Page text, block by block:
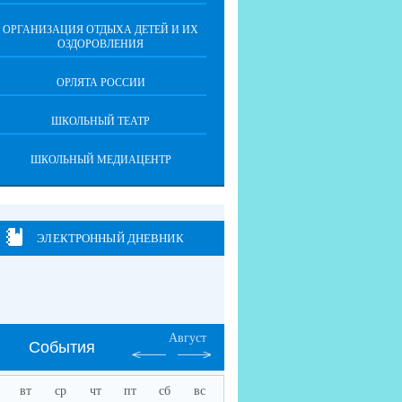
ОРГАНИЗАЦИЯ ОТДЫХА ДЕТЕЙ И ИХ
ОЗДОРОВЛЕНИЯ
ОРЛЯТА РОССИИ
ШКОЛЬНЫЙ ТЕАТР
ШКОЛЬНЫЙ МЕДИАЦЕНТР
ЭЛЕКТРОННЫЙ ДНЕВНИК
События
Август
вт ср чт пт сб вс